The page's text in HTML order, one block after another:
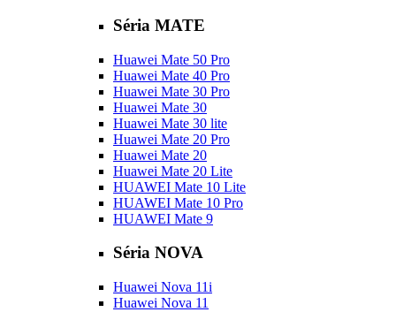
Séria MATE
Huawei Mate 50 Pro
Huawei Mate 40 Pro
Huawei Mate 30 Pro
Huawei Mate 30
Huawei Mate 30 lite
Huawei Mate 20 Pro
Huawei Mate 20
Huawei Mate 20 Lite
HUAWEI Mate 10 Lite
HUAWEI Mate 10 Pro
HUAWEI Mate 9
Séria NOVA
Huawei Nova 11i
Huawei Nova 11